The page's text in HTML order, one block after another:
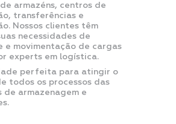
armazéns, centros de
transferências e
Nossos clientes têm
necessidades de
e movimentação de cargas
experts em logística.
perfeita para atingir o
todos os processos das
de armazenagem e